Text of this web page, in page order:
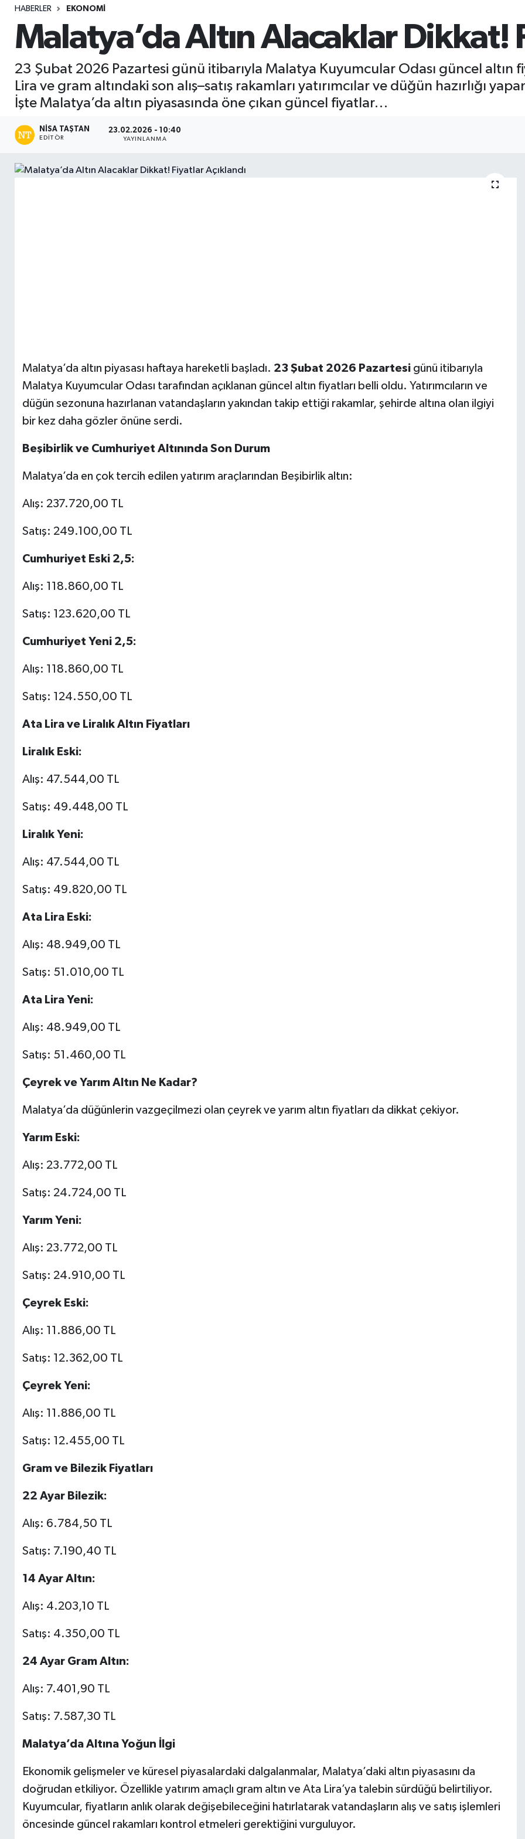
HABERLER EKONOMI
Malatya’da Altın Alacaklar Dikkat!
23 Şubat 2026 Pazartesi günü itibarıyla Malatya Kuyumcular Odası güncel altın
Lira ve gram altındaki son alış–satış rakamları yatırımcılar ve düğün hazırlığı
İşte Malatya’da altın piyasasında öne çıkan güncel fiyatlar…
NISA TAŞTAN
EDITÖR
23.02.2026 - 10:40
YAYINLANMA
Malatya’da altın piyasası haftaya hareketli başladı. 23 Şubat 2026 Pazartesigünü itibarıyla
Malatya Kuyumcular Odası tarafından açıklanan güncel altın fiyatları belli oldu. Yatırımcıların ve
düğün sezonuna hazırlanan vatandaşların yakından takip ettiği rakamlar, şehirde altına olan ilgiyi
bir kez daha gözler önüne serdi.
Beşibirlik ve Cumhuriyet Altınında Son Durum
Malatya’da en çok tercih edilen yatırım araçlarından Beşibirlik altın:
Alış: 237.720,00 TL
Satış: 249.100,00 TL
Cumhuriyet Eski 2,5:
Alış: 118.860,00 TL
Satış: 123.620,00 TL
Cumhuriyet Yeni 2,5:
Alış: 118.860,00 TL
Satış: 124.550,00 TL
Ata Lira ve Liralık Altın Fiyatları
Liralık Eski:
Alış: 47.544,00 TL
Satış: 49.448,00 TL
Liralık Yeni:
Alış: 47.544,00 TL
Satış: 49.820,00 TL
Ata Lira Eski:
Alış: 48.949,00 TL
Satış: 51.010,00 TL
Ata Lira Yeni:
Alış: 48.949,00 TL
Satış: 51.460,00 TL
Çeyrek ve Yarım Altın Ne Kadar?
Malatya’da düğünlerin vazgeçilmezi olan çeyrek ve yarım altın fiyatları da dikkat çekiyor.
Yarım Eski:
Alış: 23.772,00 TL
Satış: 24.724,00 TL
Yarım Yeni:
Alış: 23.772,00 TL
Satış: 24.910,00 TL
Çeyrek Eski:
Alış: 11.886,00 TL
Satış: 12.362,00 TL
Çeyrek Yeni:
Alış: 11.886,00 TL
Satış: 12.455,00 TL
Gram ve Bilezik Fiyatları
22 Ayar Bilezik:
Alış: 6.784,50 TL
Satış: 7.190,40 TL
14 Ayar Altın:
Alış: 4.203,10 TL
Satış: 4.350,00 TL
24 Ayar Gram Altın:
Alış: 7.401,90 TL
Satış: 7.587,30 TL
Malatya’da Altına Yoğun İlgi
Ekonomik gelişmeler ve küresel piyasalardaki dalgalanmalar, Malatya’daki altın piyasasını da
doğrudan etkiliyor. Özellikle yatırım amaçlı gram altın ve Ata Lira’ya talebin sürdüğü belirtiliyor.
Kuyumcular, fiyatların anlık olarak değişebileceğini hatırlatarak vatandaşların alış ve satış işlemleri
öncesinde güncel rakamları kontrol etmeleri gerektiğini vurguluyor.
Seri İlan
Spor
Yaşam